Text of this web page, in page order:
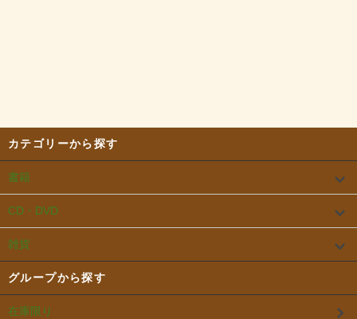
カテゴリーから探す
書籍
CD・DVD
雑貨
グループから探す
在庫限り